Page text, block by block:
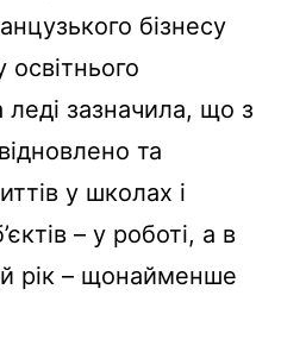
бізнесу
зазначила, що з
та
у школах і
– у роботі, а в
рік – щонайменше